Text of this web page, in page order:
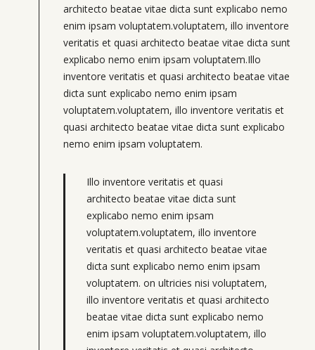
architecto beatae vitae dicta sunt explicabo nemo
enim ipsam voluptatem.voluptatem, illo inventore
veritatis et quasi architecto beatae vitae dicta sunt
explicabo nemo enim ipsam voluptatem.Illo
inventore veritatis et quasi architecto beatae vitae
dicta sunt explicabo nemo enim ipsam
voluptatem.voluptatem, illo inventore veritatis et
quasi architecto beatae vitae dicta sunt explicabo
nemo enim ipsam voluptatem.
Illo inventore veritatis et quasi
architecto beatae vitae dicta sunt
explicabo nemo enim ipsam
voluptatem.voluptatem, illo inventore
veritatis et quasi architecto beatae vitae
dicta sunt explicabo nemo enim ipsam
voluptatem. on ultricies nisi voluptatem,
illo inventore veritatis et quasi architecto
beatae vitae dicta sunt explicabo nemo
enim ipsam voluptatem.voluptatem, illo